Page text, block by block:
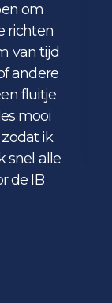
om
richten
van tijd
andere
fluitje
mooi
ik
snel alle
de IB